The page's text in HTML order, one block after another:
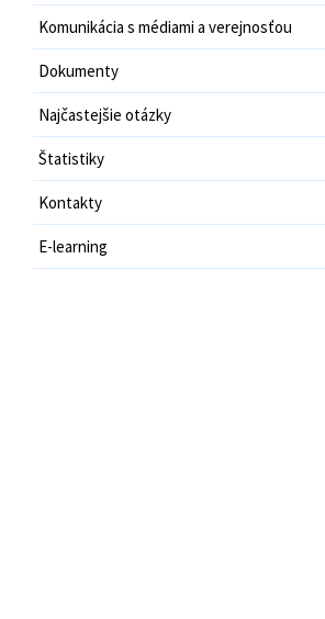
Komunikácia s médiami a verejnosťou
Dokumenty
Najčastejšie otázky
Štatistiky
Kontakty
E-learning